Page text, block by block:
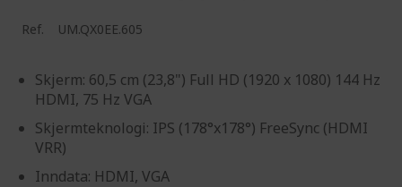
Ref. UM.QX0EE.605
Skjerm: 60,5 cm (23,8") Full HD (1920 x 1080) 144 Hz
HDMI, 75 Hz VGA
Skjermteknologi: IPS (178°x178°) FreeSync (HDMI
VRR)
Inndata: HDMI, VGA